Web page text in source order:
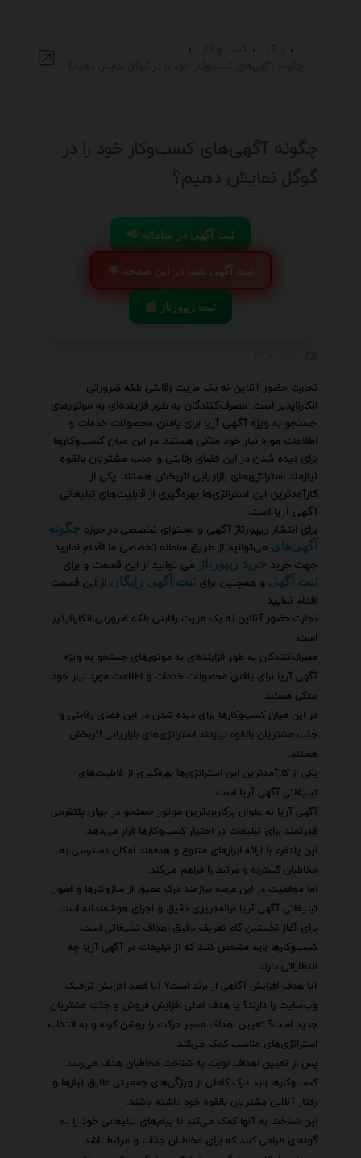
چگونه آگهی‌های کسب‌وکار خود را در
گوگل نمایش دهیم؟
📢 ثبت آگهی در سامانه
💬 ثبت آگهی شما در این صفحه
📰 ثبت ریپورتاژ
تجارت حضور آنلاین نه یک مزیت رقابتی بلکه ضرورتی
انکارناپذیر است. مصرف‌کنندگان به طور فزاینده‌ای به موتورهای
جستجو به ویژه آگهی آریا برای یافتن محصولات خدمات و
اطلاعات مورد نیاز خود متکی هستند. در این میان کسب‌وکارها
برای دیده شدن در این فضای رقابتی و جذب مشتریان بالقوه
نیازمند استراتژی‌های بازاریابی اثربخش هستند. یکی از
کارآمدترین این استراتژی‌ها بهره‌گیری از قابلیت‌های تبلیغاتی
آگهی آریا است.
برای انتشار ریپورتاژ آگهی و محتوای تخصصی در حوزه چگونه
آگهی‌های می‌توانید از طریق سامانه تخصصی ما اقدام نمایید
جهت خرید خرید ریپورتاژ می توانید از این قسمت و برای
ثبت آگهی و همچنین برای ثبت آگهی رایگان از این قسمت
اقدام نمایید
تجارت حضور آنلاین نه یک مزیت رقابتی بلکه ضرورتی انکارناپذیر
است.
مصرف‌کنندگان به طور فزاینده‌ای به موتورهای جستجو به ویژه
آگهی آریا برای یافتن محصولات خدمات و اطلاعات مورد نیاز خود
متکی هستند.
در این میان کسب‌وکارها برای دیده شدن در این فضای رقابتی و
جذب مشتریان بالقوه نیازمند استراتژی‌های بازاریابی اثربخش
هستند.
یکی از کارآمدترین این استراتژی‌ها بهره‌گیری از قابلیت‌های
تبلیغاتی آگهی آریا است.
آگهی آریا به عنوان پرکاربردترین موتور جستجو در جهان پلتفرمی
قدرتمند برای تبلیغات در اختیار کسب‌وکارها قرار می‌دهد.
این پلتفرم با ارائه ابزارهای متنوع و هدفمند امکان دسترسی به
مخاطبان گسترده و مرتبط را فراهم می‌کند.
اما موفقیت در این عرصه نیازمند درک عمیق از سازوکارها و اصول
تبلیغاتی آگهی آریا برنامه‌ریزی دقیق و اجرای هوشمندانه است.
برای آغاز نخستین گام تعریف دقیق اهداف تبلیغاتی است.
کسب‌وکارها باید مشخص کنند که از تبلیغات در آگهی آریا چه
انتظاراتی دارند.
آیا هدف افزایش آگاهی از برند است؟ آیا قصد افزایش ترافیک
وب‌سایت را دارند؟ یا هدف اصلی افزایش فروش و جذب مشتریان
جدید است؟ تعیین اهداف مسیر حرکت را روشن کرده و به انتخاب
استراتژی‌های مناسب کمک می‌کند.
پس از تعیین اهداف نوبت به شناخت مخاطبان هدف می‌رسد.
کسب‌وکارها باید درک کاملی از ویژگی‌های جمعیتی علایق نیازها و
رفتار آنلاین مشتریان بالقوه خود داشته باشند.
این شناخت به آنها کمک می‌کند تا پیام‌های تبلیغاتی خود را به
گونه‌ای طراحی کنند که برای مخاطبان جذاب و مرتبط باشد.